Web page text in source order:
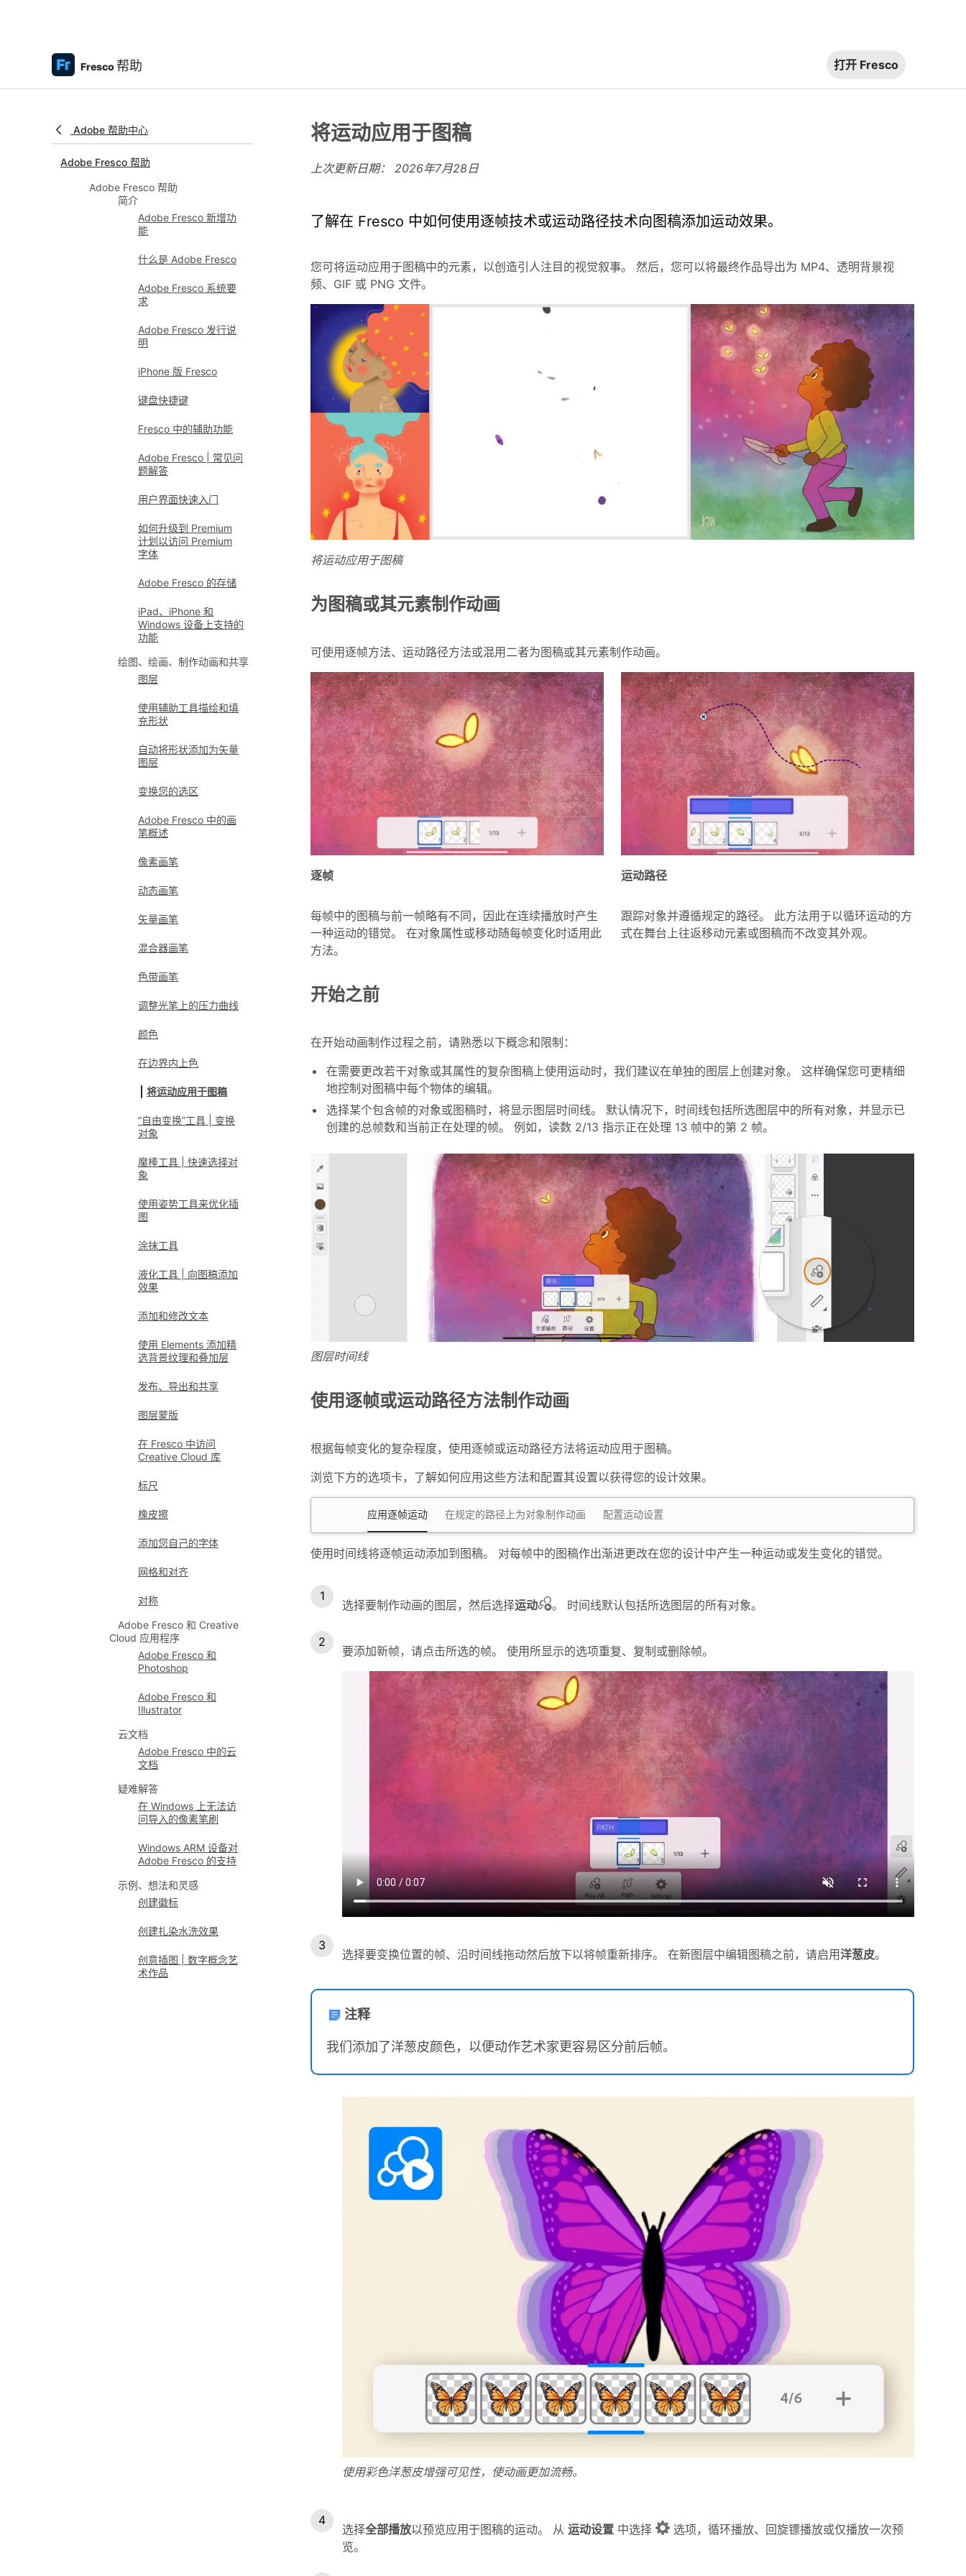
Fresco 帮助 打开 Fresco
Adobe 帮助中心
Adobe Fresco 帮助
Adobe Fresco 帮助
简介
Adobe Fresco 新增功
能
什么是 Adobe Fresco
Adobe Fresco 系统要
求
Adobe Fresco 发行说
明
iPhone 版 Fresco
键盘快捷键
Fresco 中的辅助功能
Adobe Fresco | 常见问
题解答
用户界面快速入门
如何升级到 Premium
计划以访问 Premium
字体
Adobe Fresco 的存储
iPad、iPhone 和
Windows 设备上支持的
功能
绘图、绘画、制作动画和共享
图层
使用辅助工具描绘和填
充形状
自动将形状添加为矢量
图层
变换您的选区
Adobe Fresco 中的画
笔概述
像素画笔
动态画笔
矢量画笔
混合器画笔
色带画笔
调整光笔上的压力曲线
颜色
在边界内上色
将运动应用于图稿
“自由变换”工具 | 变换
对象
魔棒工具 | 快速选择对
象
使用姿势工具来优化插
图
涂抹工具
液化工具 | 向图稿添加
效果
添加和修改文本
使用 Elements 添加精
选背景纹理和叠加层
发布、导出和共享
图层蒙版
在 Fresco 中访问
Creative Cloud 库
标尺
橡皮擦
添加您自己的字体
网格和对齐
对称
Adobe Fresco 和 Creative
Cloud 应用程序
Adobe Fresco 和
Photoshop
Adobe Fresco 和
Illustrator
云文档
Adobe Fresco 中的云
文档
疑难解答
在 Windows 上无法访
问导入的像素笔刷
Windows ARM 设备对
Adobe Fresco 的支持
示例、想法和灵感
创建徽标
创建扎染水洗效果
创意插图 | 数字概念艺
术作品
将运动应用于图稿
上次更新日期： 2026年7月28日
了解在 Fresco 中如何使用逐帧技术或运动路径技术向图稿添加运动效果。
您可将运动应用于图稿中的元素，以创造引人注目的视觉叙事。 然后，您可以将最终作品导出为 MP4、透明背景视
频、GIF 或 PNG 文件。
将运动应用于图稿
为图稿或其元素制作动画
可使用逐帧方法、运动路径方法或混用二者为图稿或其元素制作动画。
逐帧
每帧中的图稿与前一帧略有不同，因此在连续播放时产生
一种运动的错觉。 在对象属性或移动随每帧变化时适用此
方法。
运动路径
跟踪对象并遵循规定的路径。 此方法用于以循环运动的方
式在舞台上往返移动元素或图稿而不改变其外观。
开始之前
在开始动画制作过程之前，请熟悉以下概念和限制：
在需要更改若干对象或其属性的复杂图稿上使用运动时，我们建议在单独的图层上创建对象。 这样确保您可更精细
地控制对图稿中每个物体的编辑。
选择某个包含帧的对象或图稿时，将显示图层时间线。 默认情况下，时间线包括所选图层中的所有对象，并显示已
创建的总帧数和当前正在处理的帧。 例如，读数 2/13 指示正在处理 13 帧中的第 2 帧。
图层时间线
使用逐帧或运动路径方法制作动画
根据每帧变化的复杂程度，使用逐帧或运动路径方法将运动应用于图稿。
浏览下方的选项卡，了解如何应用这些方法和配置其设置以获得您的设计效果。
应用逐帧运动 在规定的路径上为对象制作动画 配置运动设置
使用时间线将逐帧运动添加到图稿。 对每帧中的图稿作出渐进更改在您的设计中产生一种运动或发生变化的错觉。
选择要制作动画的图层，然后选择运动 。 时间线默认包括所选图层的所有对象。
要添加新帧，请点击所选的帧。 使用所显示的选项重复、复制或删除帧。
选择要变换位置的帧、沿时间线拖动然后放下以将帧重新排序。 在新图层中编辑图稿之前，请启用洋葱皮。
注释
我们添加了洋葱皮颜色，以便动作艺术家更容易区分前后帧。
使用彩色洋葱皮增强可见性，使动画更加流畅。
选择全部播放以预览应用于图稿的运动。 从 运动设置 中选择
选项，循环播放、回旋镖播放或仅播放一次预
览。